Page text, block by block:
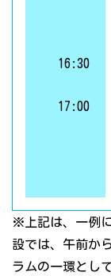
16:30
17:00
※上記は、一例
設では、午前か
ラムの一環とし